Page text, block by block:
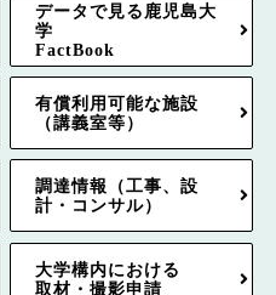
データで見る鹿児島大
学
FactBook
有償利用可能な施設
（講義室等）
調達情報（工事、設
計・コンサル）
大学構内における
取材・撮影申請